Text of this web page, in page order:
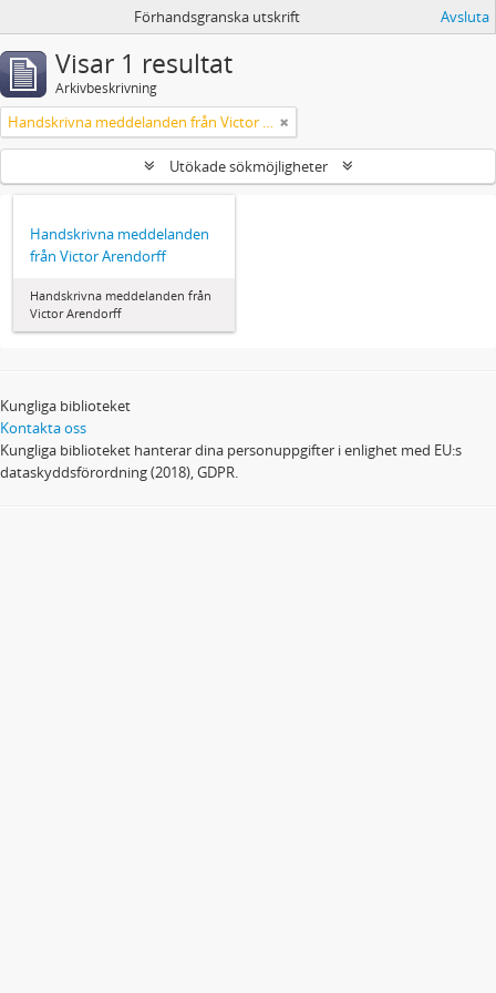
Förhandsgranska utskrift Avsluta
Visar 1 resultat
Arkivbeskrivning
Handskrivna meddelanden från Victor Arendorff
Utökade sökmöjligheter
Handskrivna meddelanden
från Victor Arendorff
Handskrivna meddelanden från
Victor Arendorff
Kungliga biblioteket
Kontakta oss
Kungliga biblioteket hanterar dina personuppgifter i enlighet med EU:s
dataskyddsförordning (2018), GDPR.